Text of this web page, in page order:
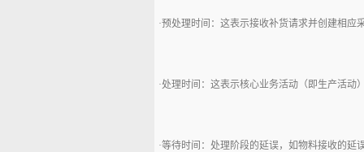
·预处理时间：这表示接收补货请求并创建相应
·处理时间：这表示核心业务活动（即生产活动
·等待时间：处理阶段的延误，如物料接收的延